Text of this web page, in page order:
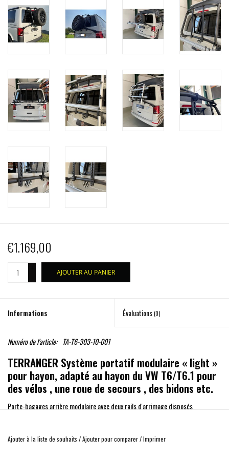
€1.169,00
AJOUTER AU PANIER
Informations Évaluations(0)
Numéro de l'article: TA-T6-303-10-001
TERRANGER Système portatif modulaire « light »
pour hayon, adapté au hayon du VW T6/T6.1 pour
des vélos , une roue de secours , des bidons etc.
Porte-bagages arrière modulaire avec deux rails d'arrimage disposés
Les rails d'arrimage sont utilisés pour fixer un module de fixation disponible en
Ajouter à la liste de souhaits /Ajouter pour comparer/Imprimer